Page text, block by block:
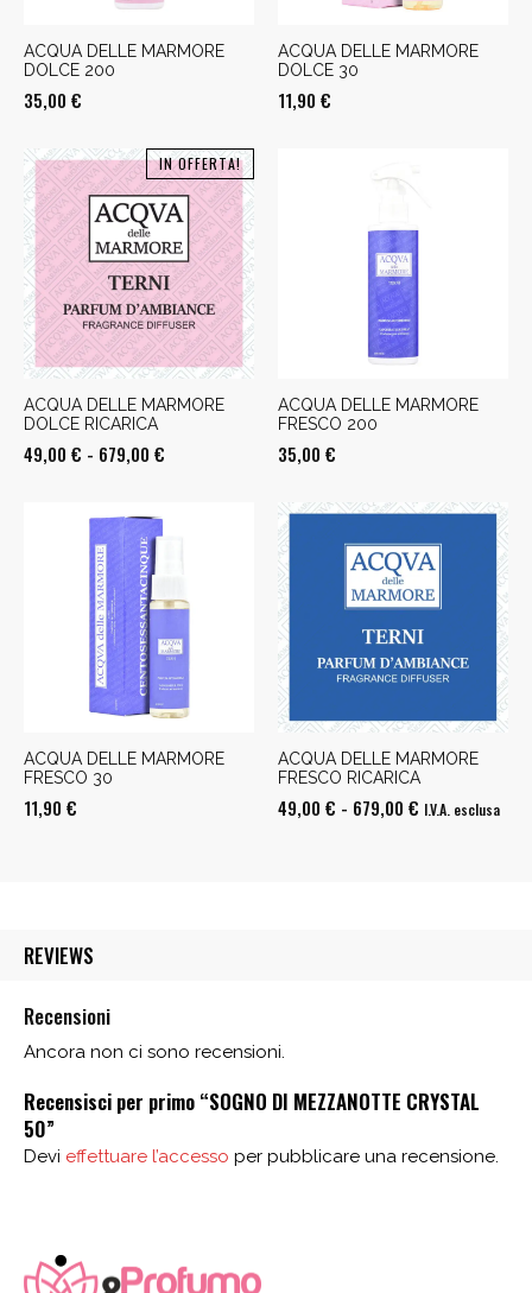
ACQUA DELLE MARMORE
DOLCE 200
35,00 €
ACQUA DELLE MARMORE
DOLCE 30
11,90 €
IN OFFERTA!
ACQUA DELLE MARMORE
DOLCE RICARICA
49,00 € - 679,00 €
a
ACQUA DELLE MARMORE
FRESCO 200
35,00 €
ACQUA DELLE MARMORE
FRESCO 30
11,90 €
ACQUA DELLE MARMORE
FRESCO RICARICA
49,00 € - 679,00 € Fascia
I.V.A. esclusa
REVIEWS
Recensioni
Ancora non ci sono recensioni.
Recensisci per primo “SOGNO DI MEZZANOTTE CRYSTAL
50”
Devi effettuare l’accesso per pubblicare una recensione.